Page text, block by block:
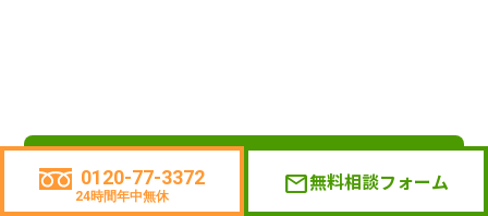
関連ページ
0120-77-3372
24時間年中無休 mail無料相談フォーム